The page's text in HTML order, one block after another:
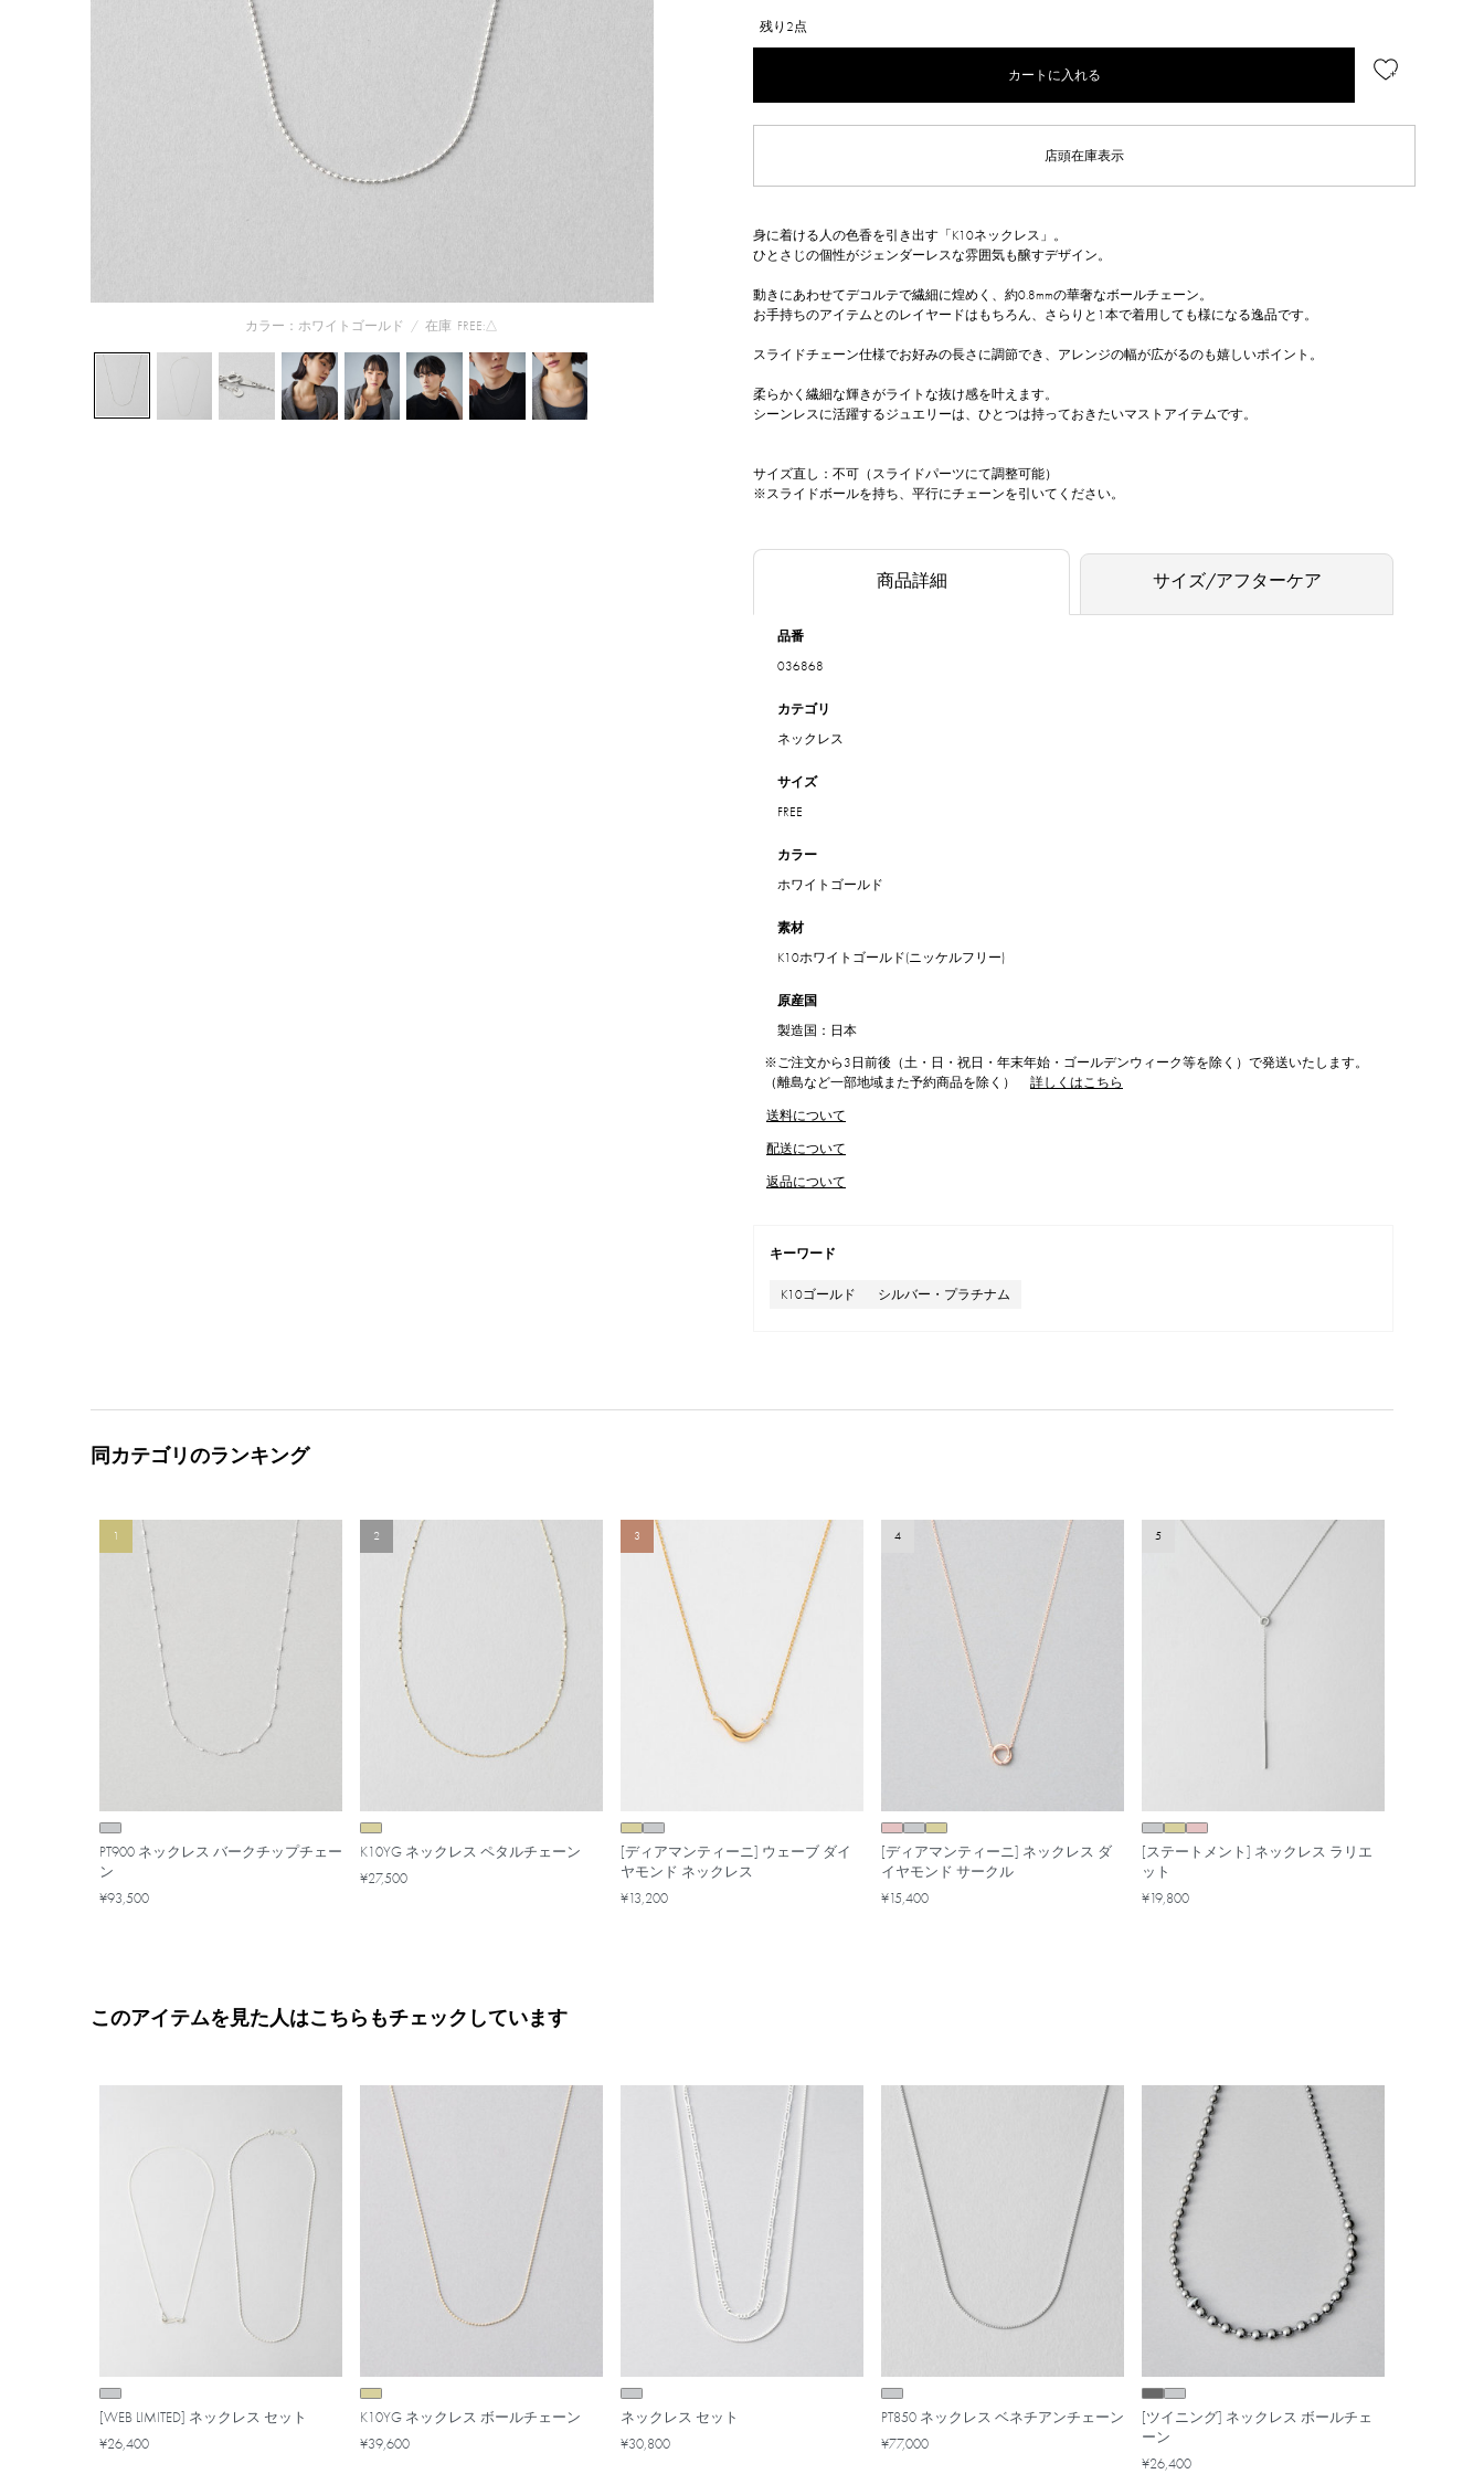
カラー：ホワイトゴールド / 在庫 FREE:△
残り2点
カートに入れる
店頭在庫表示
身に着ける人の色香を引き出す「K10ネックレス」。
ひとさじの個性がジェンダーレスな雰囲気も醸すデザイン。
動きにあわせてデコルテで繊細に煌めく、約0.8mmの華奢なボールチェーン。
お手持ちのアイテムとのレイヤードはもちろん、さらりと1本で着用しても様になる逸品です。
スライドチェーン仕様でお好みの長さに調節でき、アレンジの幅が広がるのも嬉しいポイント。
柔らかく繊細な輝きがライトな抜け感を叶えます。
シーンレスに活躍するジュエリーは、ひとつは持っておきたいマストアイテムです。
サイズ直し：不可（スライドパーツにて調整可能）
※スライドボールを持ち、平行にチェーンを引いてください。
商品詳細 サイズ/アフターケア
品番
036868
カテゴリ
ネックレス
サイズ
FREE
カラー
ホワイトゴールド
素材
K10ホワイトゴールド(ニッケルフリー)
原産国
製造国：日本
※ご注文から3日前後（土・日・祝日・年末年始・ゴールデンウィーク等を除く）で発送いたします。
（離島など一部地域また予約商品を除く）
詳しくはこちら
送料について
配送について
返品について
キーワード
K10ゴールド シルバー・プラチナム
同カテゴリのランキング
1
PT900 ネックレス バークチップチェー
ン
¥93,500
2
K10YG ネックレス ペタルチェーン
¥27,500
3
[ディアマンティーニ] ウェーブ ダイ
ヤモンド ネックレス
¥13,200
4
[ディアマンティーニ] ネックレス ダ
イヤモンド サークル
¥15,400
5
[ステートメント] ネックレス ラリエ
ット
¥19,800
このアイテムを見た人はこちらもチェックしています
[WEB LIMITED] ネックレス セット
¥26,400
K10YG ネックレス ボールチェーン
¥39,600
ネックレス セット
¥30,800
PT850 ネックレス ベネチアンチェーン
¥77,000
[ツイニング] ネックレス ボールチェ
ーン
¥26,400